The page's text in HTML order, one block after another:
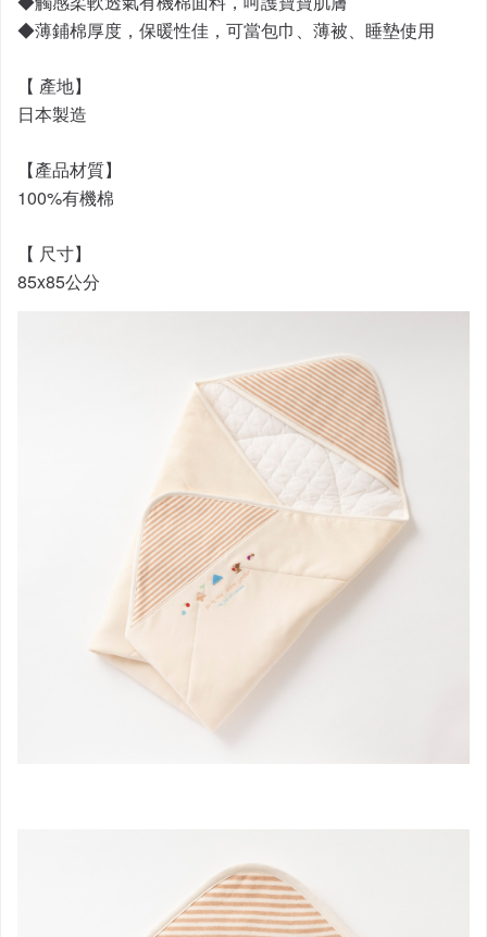
◆薄鋪棉厚度，保暖性佳，可當包巾、薄被、睡墊使用
【 產地】
日本製造
【產品材質】
100%有機棉
【 尺寸】
85x85公分